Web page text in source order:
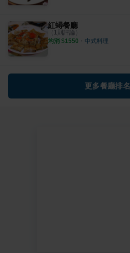
紅蟳餐廳
（ 1 則評論）
均消 $1550 ・ 中式料理
更多餐廳排名